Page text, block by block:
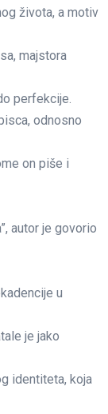
života, a motiv
majstora
perfekcije.
odnosno
on piše i
autor je govorio
u
je jako
identiteta, koja